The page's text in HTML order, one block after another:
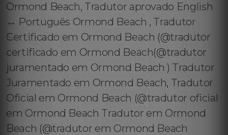
Ormond Beach, Tradutor aprovado English
↔️ Português Ormond Beach , Tradutor
Certificado em Ormond Beach (@tradutor
certificado em Ormond Beach(@tradutor
juramentado em Ormond Beach ) Tradutor
Juramentado em Ormond Beach, Tradutor
Oficial em Ormond Beach (@tradutor oficial
em Ormond Beach Tradutor em Ormond
Beach (@tradutor em Ormond Beach